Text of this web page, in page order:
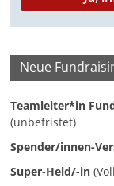
r
i
Neue
Teamleiter*in
(unbefristet)
Spender/innen-
Super-Held/-in